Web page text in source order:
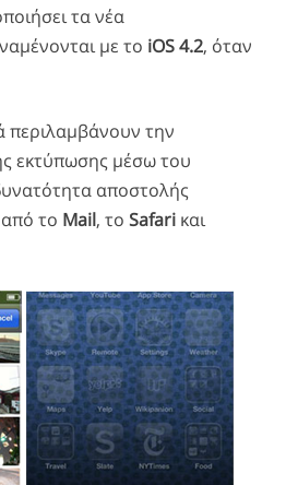
τα νέα
με το iOS 4.2, όταν
περιλαμβάνουν την
εκτύπωσης μέσω του
αποστολής
από το Mail, το Safari και